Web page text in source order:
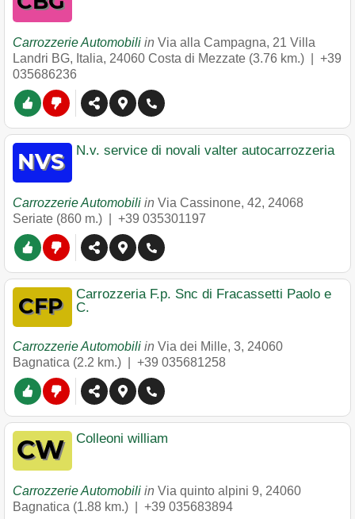
Carrozzerie Automobili in Via alla Campagna, 21 Villa
Landri BG, Italia, 24060 Costa di Mezzate (3.76 km.) | +39
035686236
N.v. service di novali valter autocarrozzeria
Carrozzerie Automobili in Via Cassinone, 42, 24068
Seriate (860 m.) | +39 035301197
Carrozzeria F.p. Snc di Fracassetti Paolo e
C.
Carrozzerie Automobili in Via dei Mille, 3, 24060
Bagnatica (2.2 km.) | +39 035681258
Colleoni william
Carrozzerie Automobili in Via quinto alpini 9, 24060
Bagnatica (1.88 km.) | +39 035683894